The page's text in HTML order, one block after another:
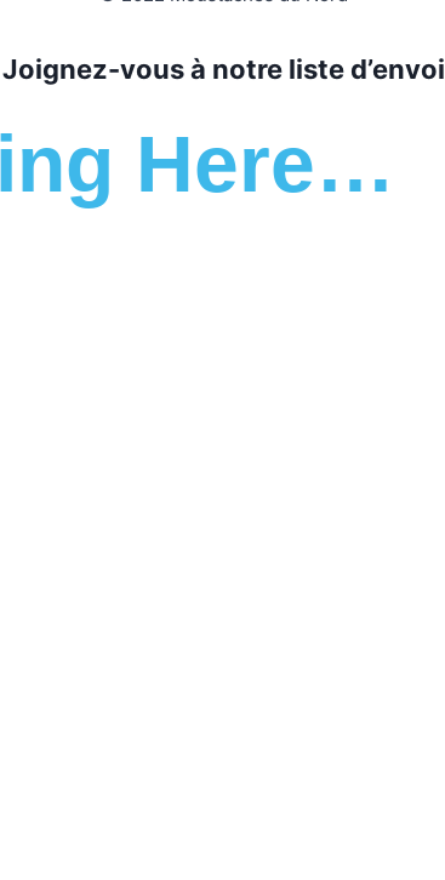
Joignez-vous à notre liste d’envoi
Here…